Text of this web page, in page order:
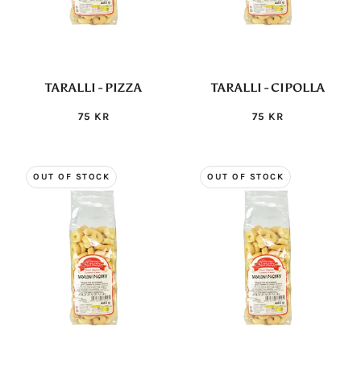
TARALLI - PIZZA
75 KR
TARALLI - CIPOLLA
75 KR
OUT OF STOCK OUT OF STOCK